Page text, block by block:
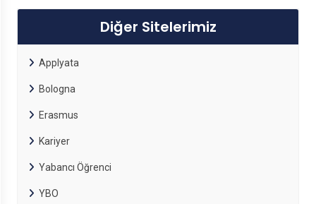
Diğer Sitelerimiz
Applyata
Bologna
Erasmus
Kariyer
Yabancı Öğrenci
YBO